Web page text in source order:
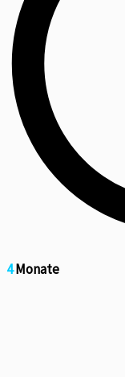
4Monate